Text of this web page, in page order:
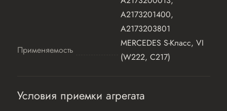
A2173201400,
A2173203801
Применяемость
MERCEDES S-Класс, VI
(W222, C217)
Условия приемки агрегата